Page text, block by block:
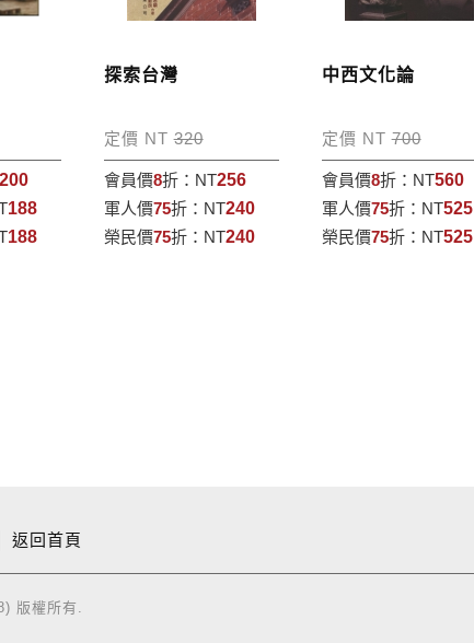
公司將於七日內以郵寄方式寄送到您所指定的地點。
188
188
探索台灣
定價 NT320
會員價8折： NT256
軍人價75折： NT240
榮民價75折： NT240
中西文化論
定價 NT700
會員價8折： NT560
軍人價75折： NT525
榮民價75折： NT525
返回首頁
版權所有.